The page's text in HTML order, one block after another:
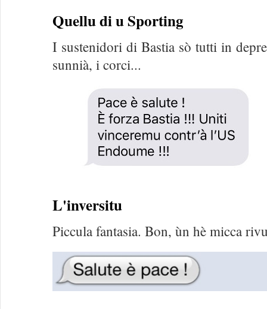
Quellu di u Sporting
I sustenidori di Bastia sò tutti in
sunnià, i corci...
L'inversitu
Piccula fantasia. Bon, ùn hè micca